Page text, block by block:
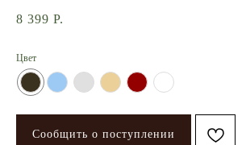
8 399 Р.
Цвет
Сообщить о поступлении